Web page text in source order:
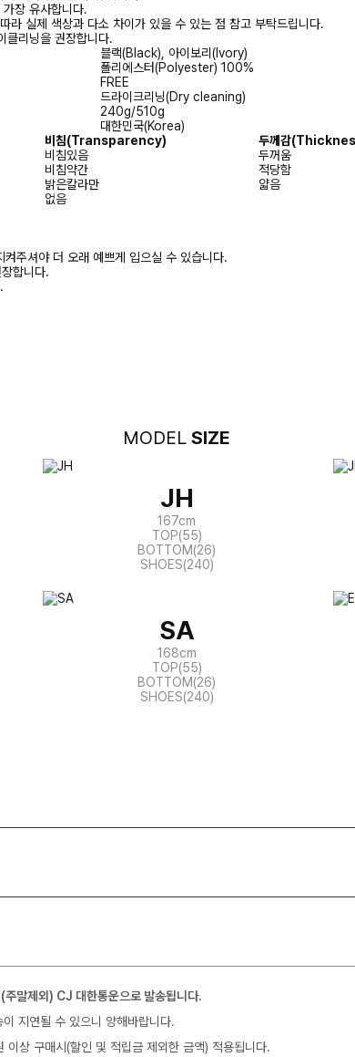
장 유사합니다.
라 실제 색상과 다소 차이가 있을 수 있는 점 참고 부탁드립니다.
클리닝을 권장합니다.
블랙(Black), 아이보리(Ivory)
폴리에스터(Polyester) 100%
FREE
드라이크리닝(Dry cleaning)
240g/510g
대한민국(Korea)
비침(Transparency) 두께감
비침있음
두꺼움
비침약간
적당함
밝은칼라만
얇음
없음
주셔야 더 오래 예쁘게 입으실 수 있습니다.
합니다.
MODEL SIZE
JH
167cm
TOP(55)
BOTTOM(26)
SHOES(240)
SA
168cm
TOP(55)
BOTTOM(26)
SHOES(240)
말제외) CJ 대한통운으로 발송됩니다.
지연될 수 있으니 양해바랍니다.
이상 구매시(할인 및 적립금 제외한 금액) 적용됩니다.